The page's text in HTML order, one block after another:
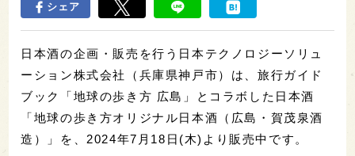
シェア
日本酒の企画・販売を行う日本テクノロジーソリュ
ーション株式会社（兵庫県神戸市）は、旅行ガイド
ブック「地球の歩き方 広島」とコラボした日本酒
「地球の歩き方オリジナル日本酒（広島・賀茂泉酒
造）」を、2024年7月18日(木)より販売中です。